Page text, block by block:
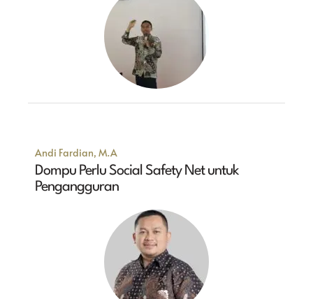
Andi Fardian, M.A
Dompu Perlu Social Safety Net untuk
Pengangguran